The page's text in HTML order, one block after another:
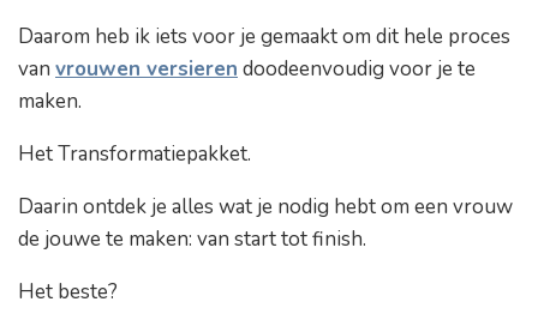
Daarom heb ik iets voor je gemaakt om dit hele proces
van vrouwen versieren doodeenvoudig voor je te
maken.
Het Transformatiepakket.
Daarin ontdek je alles wat je nodig hebt om een vrouw
de jouwe te maken: van start tot finish.
Het beste?